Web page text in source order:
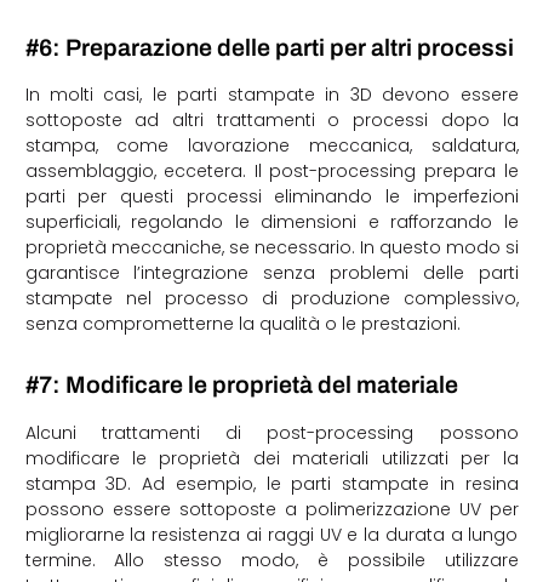
#6: Preparazione delle parti per altri processi
In molti casi, le parti stampate in 3D devono essere
sottoposte ad altri trattamenti o processi dopo la
stampa, come lavorazione meccanica, saldatura,
assemblaggio, eccetera. Il post-processing prepara le
parti per questi processi eliminando le imperfezioni
superficiali, regolando le dimensioni e rafforzando le
proprietà meccaniche, se necessario. In questo modo si
garantisce l’integrazione senza problemi delle parti
stampate nel processo di produzione complessivo,
senza comprometterne la qualità o le prestazioni.
#7: Modificare le proprietà del materiale
Alcuni trattamenti di post-processing possono
modificare le proprietà dei materiali utilizzati per la
stampa 3D. Ad esempio, le parti stampate in resina
possono essere sottoposte a polimerizzazione UV per
migliorarne la resistenza ai raggi UV e la durata a lungo
termine. Allo stesso modo, è possibile utilizzare